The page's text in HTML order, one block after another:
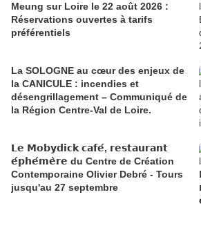
Meung sur Loire le 22 août 2026 :
Réservations ouvertes à tarifs
préférentiels
La SOLOGNE au cœur des enjeux de
la CANICULE : incendies et
désengrillagement – Communiqué de
la Région Centre-Val de Loire.
𝗟𝗲 𝗠𝗼𝗯𝘆𝗱𝗶𝗰𝗸 𝗰𝗮𝗳𝗲́, 𝗿𝗲𝘀𝘁𝗮𝘂𝗿𝗮𝗻𝘁
𝗲́𝗽𝗵𝗲́𝗺𝗲̀𝗿𝗲 du Centre de Création
Contemporaine Olivier Debré - Tours
jusqu'au 27 septembre